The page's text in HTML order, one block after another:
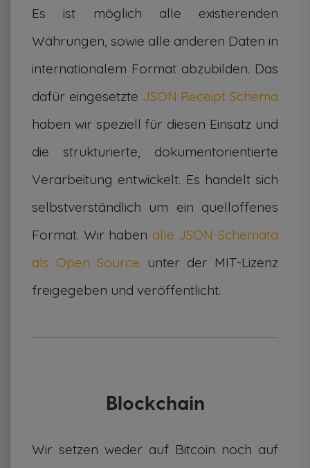
Es ist möglich alle existierenden
Währungen, sowie alle anderen Daten in
internationalem Format abzubilden. Das
dafür eingesetzte JSON Receipt Schema
haben wir speziell für diesen Einsatz und
die strukturierte, dokumentorientierte
Verarbeitung entwickelt. Es handelt sich
selbstverständlich um ein quelloffenes
Format. Wir haben alle JSON-Schemata
als Open Source unter der MIT-Lizenz
freigegeben und veröffentlicht.
Blockchain
Wir setzen weder auf Bitcoin noch auf